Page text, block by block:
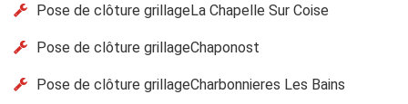
Pose de clôture grillageLa Chapelle Sur Coise
Pose de clôture grillageChaponost
Pose de clôture grillageCharbonnieres Les Bains